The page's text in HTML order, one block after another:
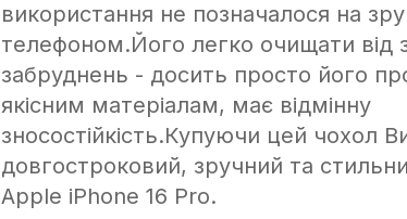
використання не позначалося на
телефоном.Його легко очищати від
забруднень - досить просто його
якісним матеріалам, має відмінну
зносостійкість.Купуючи цей чохол
довгостроковий, зручний та
Apple iPhone 16 Pro.